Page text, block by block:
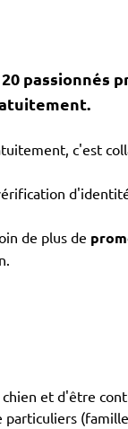
passionnés
c'est
de plus de
et d'être